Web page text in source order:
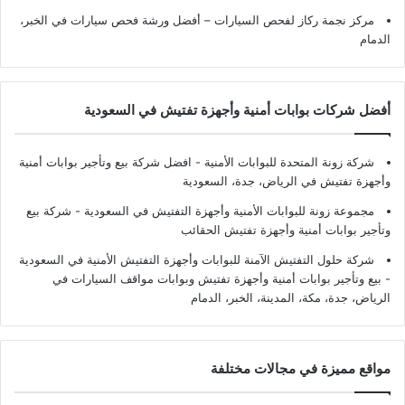
مركز نجمة ركاز لفحص السيارات – أفضل ورشة فحص سيارات في الخبر،
الدمام
أفضل شركات بوابات أمنية وأجهزة تفتيش في السعودية
شركة زونة المتحدة للبوابات الأمنية - افضل شركة بيع وتأجير بوابات أمنية
وأجهزة تفتيش في الرياض، جدة، السعودية
مجموعة زونة للبوابات الأمنية وأجهزة التفتيش في السعودية - شركة بيع
وتأجير بوابات أمنية وأجهزة تفتيش الحقائب
شركة حلول التفتيش الآمنة للبوابات وأجهزة التفتيش الأمنية في السعودية
- بيع وتأجير بوابات أمنية وأجهزة تفتيش وبوابات مواقف السيارات في
الرياض، جدة، مكة، المدينة، الخبر، الدمام
مواقع مميزة في مجالات مختلفة